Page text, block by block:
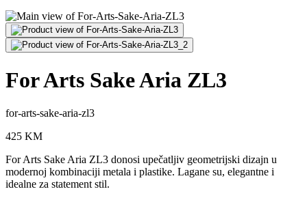
For Arts Sake Aria ZL3
for-arts-sake-aria-zl3
425 KM
For Arts Sake Aria ZL3 donosi upečatljiv geometrijski dizajn u
modernoj kombinaciji metala i plastike. Lagane su, elegantne i
idealne za statement stil.